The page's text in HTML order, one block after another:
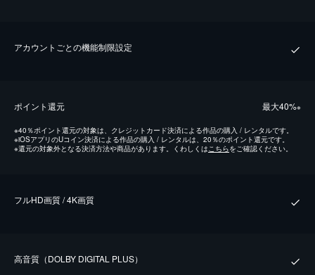
アカウントごとの機能制限設定
ポイント還元 最⼤40%※
※40％ポイント還元の対象は、クレジットカード決済による作品の購入 / レンタルです。
※iOSアプリのUコイン決済による作品の購入 / レンタルは、20％のポイント還元です。
※還元の対象外となる決済方法や商品があります。くわしくはこちらをご確認ください。
フルHD画質 / 4K画質
⾼⾳質（DOLBY DIGITAL PLUS）